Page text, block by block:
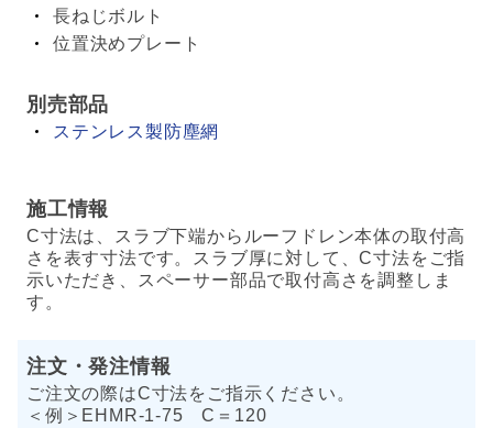
長ねじボルト
位置決めプレート
別売部品
ステンレス製防塵網
施工情報
C寸法は、スラブ下端からルーフドレン本体の取付高
さを表す寸法です。スラブ厚に対して、C寸法をご指
示いただき、スペーサー部品で取付高さを調整しま
す。
注文・発注情報
ご注文の際はC寸法をご指示ください。
＜例＞EHMR-1-75 C＝120